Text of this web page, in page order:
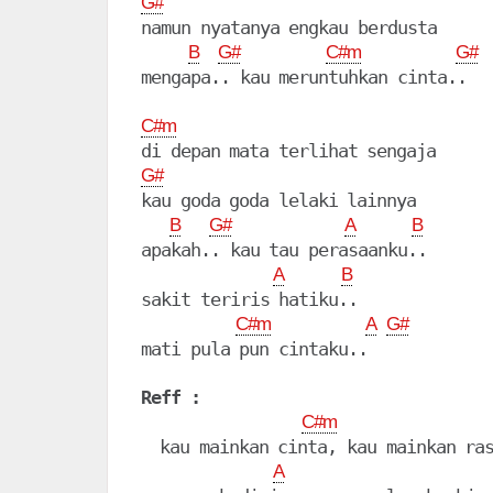
namun nyatanya engkau berdusta
B G# C#m G#
mengapa.. kau meruntuhkan cinta..
C#m
G#
kau goda goda lelaki lainnya
B G# A B
apakah.. kau tau perasaanku..
A B
sakit teriris hatiku..
C#m A G#
mati pula pun cintaku..
Reff :
C#m
kau mainkan cinta, kau mainkan
A